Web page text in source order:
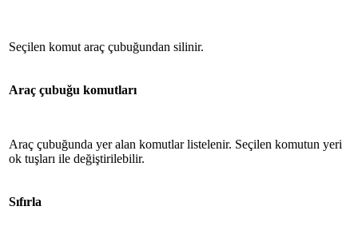
Seçilen komut araç çubuğundan silinir.
Araç çubuğu komutları
Araç çubuğunda yer alan komutlar listelenir. Seçilen komutun yeri
ok tuşları ile değiştirilebilir.
Sıfırla